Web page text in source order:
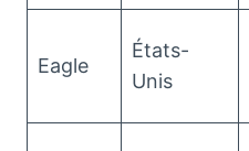
Eagle
États-
Unis